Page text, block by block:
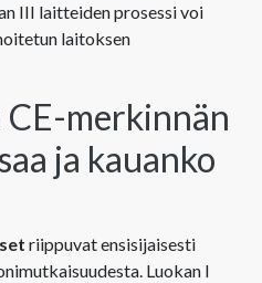
III laitteiden prosessi voi
laitoksen
merkinnän
ja kauanko
riippuvat ensisijaisesti
Luokan I